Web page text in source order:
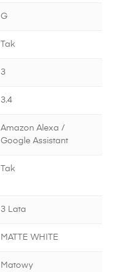
G
Tak
3
3.4
Amazon Alexa /
Google Assistant
Tak
3 Lata
MATTE WHITE
Matowy